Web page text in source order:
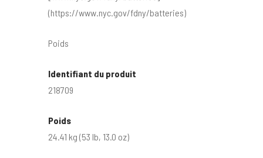
(https://www.nyc.gov/fdny/batteries)
Poids
Identifiant du produit
218709
Poids
24.41 kg (53 lb, 13.0 oz)